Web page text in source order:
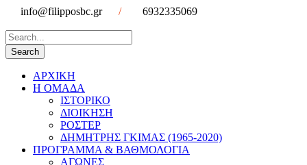
info@filipposbc.gr / 6932335069
ΑΡΧΙΚΗ
Η ΟΜΑΔΑ
ΙΣΤΟΡΙΚΟ
ΔΙΟΙΚΗΣΗ
ΡΟΣΤΕΡ
ΔΗΜΗΤΡΗΣ ΓΚΙΜΑΣ (1965-2020)
ΠΡΟΓΡΑΜΜΑ & ΒΑΘΜΟΛΟΓΙΑ
ΑΓΩΝΕΣ